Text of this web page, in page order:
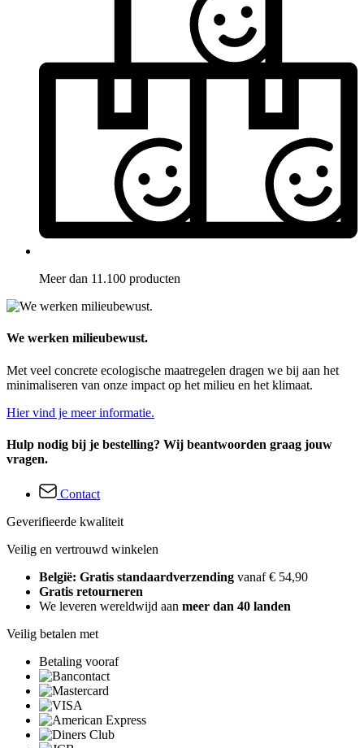
Meer dan 11.100 producten
We werken milieubewust.
Met veel concrete ecologische maatregelen dragen we bij aan het
minimaliseren van onze impact op het milieu en het klimaat.
Hier vind je meer informatie.
Hulp nodig bij je bestelling? Wij beantwoorden graag jouw
vragen.
Contact
Geverifieerde kwaliteit
Veilig en vertrouwd winkelen
België: Gratis standaardverzending vanaf € 54,90
Gratis retourneren
We leveren wereldwijd aan meer dan 40 landen
Veilig betalen met
Betaling vooraf